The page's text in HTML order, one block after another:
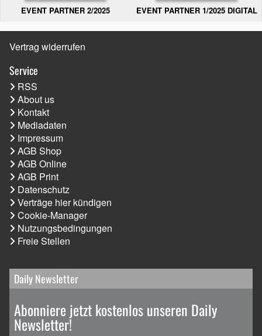
EVENT PARTNER 2/2025 EVENT PARTNER 1/2025 DIGITAL
Vertrag widerrufen
Service
RSS
About us
Kontakt
Mediadaten
Impressum
AGB Shop
AGB Online
AGB Print
Datenschutz
Verträge hier kündigen
Cookie-Manager
Nutzungsbedingungen
Freie Stellen
Daily Newsletter
Abonniere jetzt kostenlos unseren Daily
Newsletter!